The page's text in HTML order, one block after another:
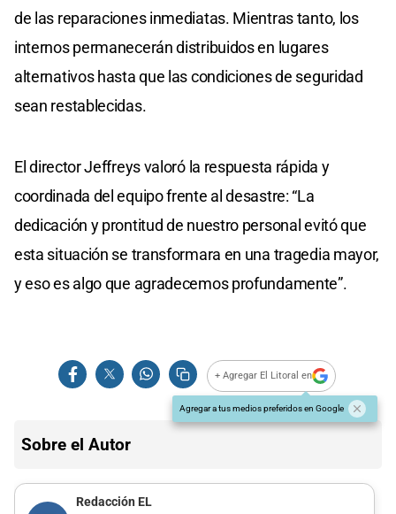
de las reparaciones inmediatas. Mientras tanto, los
internos permanecerán distribuidos en lugares
alternativos hasta que las condiciones de seguridad
sean restablecidas.
El director Jeffreys valoró la respuesta rápida y
coordinada del equipo frente al desastre: “La
dedicación y prontitud de nuestro personal evitó que
esta situación se transformara en una tragedia mayor,
y eso es algo que agradecemos profundamente”.
+ Agregar El Litoral en
Agregar a tus medios preferidos en Google
Sobre el Autor
Redacción EL